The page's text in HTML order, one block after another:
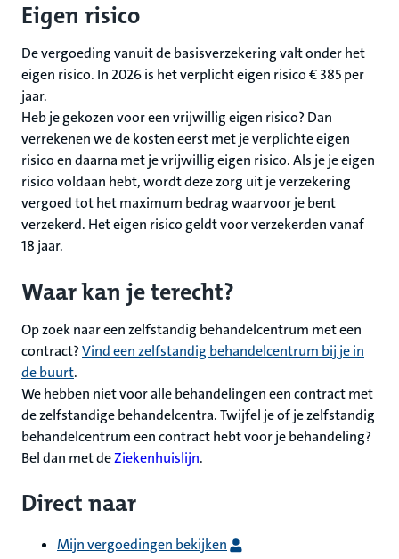
Eigen risico
De vergoeding vanuit de basisverzekering valt onder het
eigen risico. In 2026 is het verplicht eigen risico € 385 per
jaar.
Heb je gekozen voor een vrijwillig eigen risico? Dan
verrekenen we de kosten eerst met je verplichte eigen
risico en daarna met je vrijwillig eigen risico. Als je je eigen
risico voldaan hebt, wordt deze zorg uit je verzekering
vergoed tot het maximum bedrag waarvoor je bent
verzekerd. Het eigen risico geldt voor verzekerden vanaf
18 jaar.
Waar kan je terecht?
Op zoek naar een zelfstandig behandelcentrum met een
contract?Vind een zelfstandig behandelcentrum bij je in
de buurt.
We hebben niet voor alle behandelingen een contract met
de zelfstandige behandelcentra. Twijfel je of je zelfstandig
behandelcentrum een contract hebt voor je behandeling?
Bel dan met deZiekenhuislijn.
Direct naar
Mijn vergoedingen bekijken